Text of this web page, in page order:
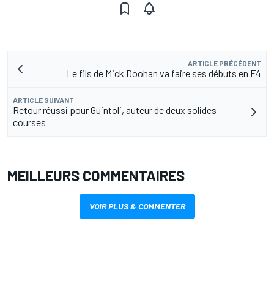
ARTICLE PRÉCÉDENT
Le fils de Mick Doohan va faire ses débuts en F4
ARTICLE SUIVANT
Retour réussi pour Guintoli, auteur de deux solides
courses
MEILLEURS COMMENTAIRES
VOIR PLUS & COMMENTER